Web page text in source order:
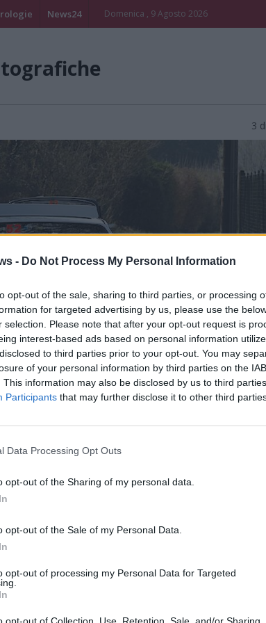
- Do Not Process My Personal Information
opt-out of the sale, sharing to third parties, or processing
for targeted advertising by us, please use the
selection. Please note that after your opt-out request is
interest-based ads based on personal information
to third parties prior to your opt-out. You may
of your personal information by third parties on the
This information may also be disclosed by us to third
Participants that may further disclose it to other third
Data Processing Opt Outs
opt-out of the Sharing of my personal data.
opt-out of the Sale of my Personal Data.
opt-out of processing my Personal Data for Targeted
opt-out of Collection, Use, Retention, Sale, and/or Sharing
News24 Domenica , 9 Agosto 2026
3
Gernetti tra Somma Lombardo e Vizzola Ticino.